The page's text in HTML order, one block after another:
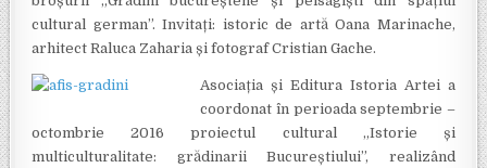
cultural german”. Invitați: istoric de artă Oana Marinache,
arhitect Raluca Zaharia și fotograf Cristian Gache.
Asociația și Editura Istoria Artei a
coordonat în perioada septembrie –
octombrie 2016 proiectul cultural „Istorie și
multiculturalitate: grădinarii Bucureștiului”, realizând